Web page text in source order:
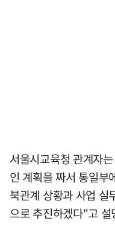
서울시교육청 관계자
인 계획을 짜서 통일
북관계 상황과 사업 실
으로 추진하겠다"고 설